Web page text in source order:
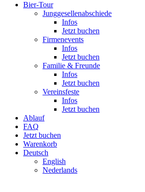
Bier-Tour
Jung­ge­sel­len­ab­schiede
Infos
Jetzt buchen
Fir­men­events
Infos
Jetzt buchen
Familie & Freunde
Infos
Jetzt buchen
Ver­eins­feste
Infos
Jetzt buchen
Ablauf
FAQ
Jetzt buchen
Warenkorb
Deutsch
English
Neder­lands